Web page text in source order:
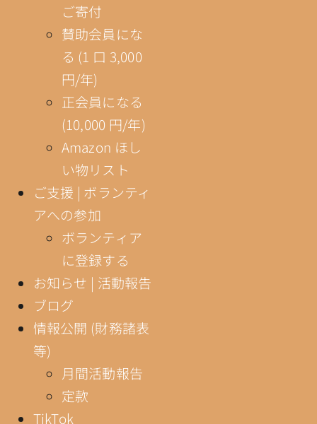
ご寄付
賛助会員にな
る (1 口 3,000
円/年)
正会員になる
(10,000 円/年)
Amazon ほし
い物リスト
ご支援 | ボランティ
アへの参加
ボランティア
に登録する
お知らせ | 活動報告
ブログ
情報公開 (財務諸表
等)
月間活動報告
定款
TikTok